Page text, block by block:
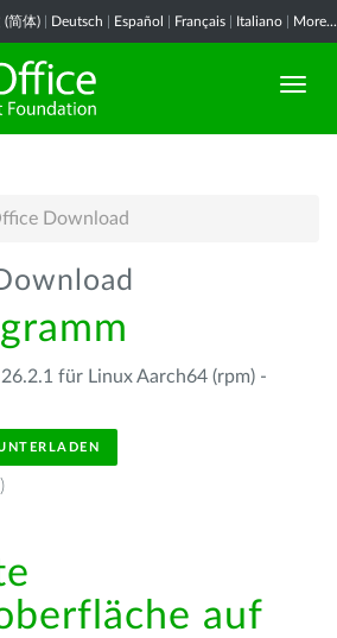
(简体) Deutsch Español Français Italiano More...
Download
für Linux Aarch64 (rpm) -
)
auf